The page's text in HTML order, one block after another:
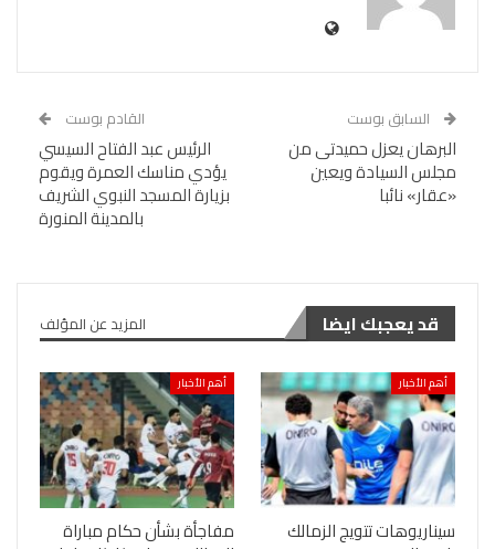
السابق بوست
البرهان يعزل حميدتى من
مجلس السيادة ويعين
«عقار» نائبا
القادم بوست
الرئيس عبد الفتاح السيسي
يؤدي مناسك العمرة ويقوم
بزيارة المسجد النبوي الشريف
بالمدينة المنورة
قد يعجبك ايضا المزيد عن المؤلف
أهم الأخبار
سيناريوهات تتويج الزمالك
أهم الأخبار
مفاجأة بشأن حكام مباراة